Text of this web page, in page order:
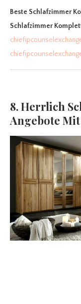
Beste Schlafzimmer
Schlafzimmer
8. Herrlich
Angebote